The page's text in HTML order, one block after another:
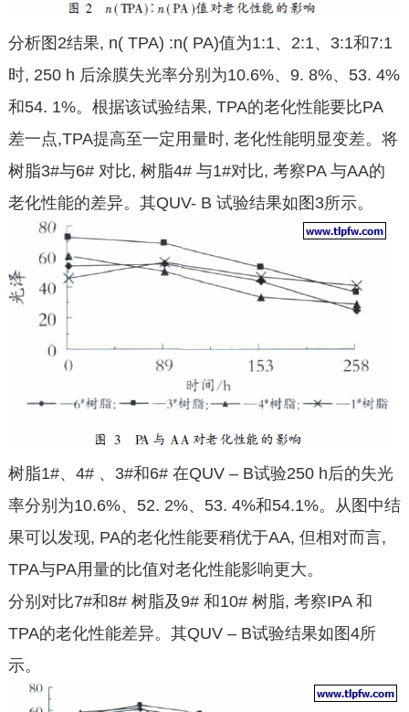
分析图2结果, n( TPA) :n( PA)值为1:1、2:1、3:1和7:1
时, 250 h 后涂膜失光率分别为10.6%、9. 8%、53. 4%
和54. 1%。根据该试验结果, TPA的老化性能要比PA
差一点,TPA提高至一定用量时, 老化性能明显变差。将
树脂3#与6# 对比, 树脂4# 与1#对比, 考察PA 与AA的
老化性能的差异。其QUV- B 试验结果如图3所示。
树脂1#、4# 、3#和6# 在QUV – B试验250 h后的失光
率分别为10.6%、52. 2%、53. 4%和54.1%。从图中结
果可以发现, PA的老化性能要稍优于AA, 但相对而言,
TPA与PA用量的比值对老化性能影响更大。
分别对比7#和8# 树脂及9# 和10# 树脂, 考察IPA 和
TPA的老化性能差异。其QUV – B试验结果如图4所
示。